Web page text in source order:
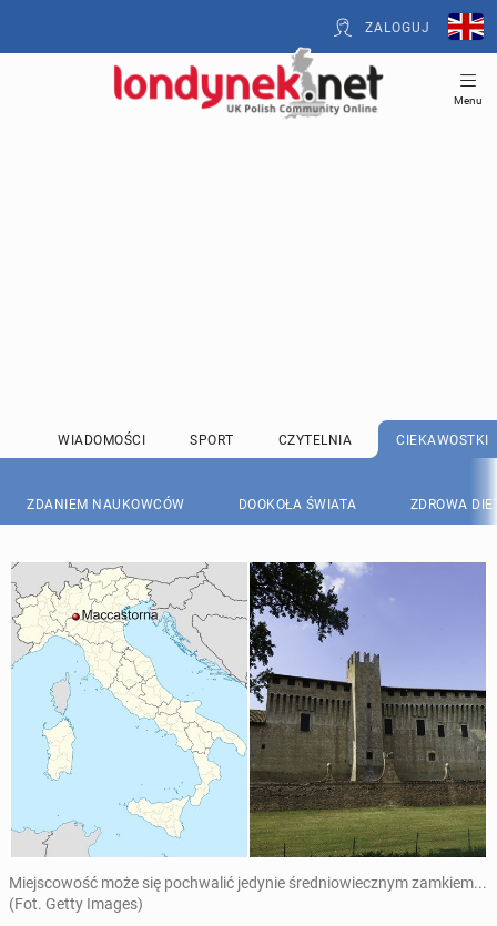
ZALOGUJ
Menu
WIADOMOŚCI SPORT CZYTELNIA CIEKAWOSTKI
ZDANIEM NAUKOWCÓW DOOKOŁA ŚWIATA ZDROWA
Miejscowość może się pochwalić jedynie średniowiecznym zamkiem...
(Fot. Getty Images)